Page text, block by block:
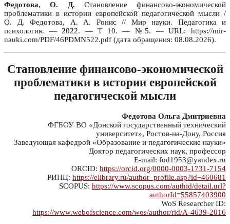
Федотова, О. Д. Становление финансово-экономической
проблематики в истории европейской педагогической мысли /
О. Д. Федотова, А. А. Ронис // Мир науки. Педагогика и
психология. — 2022. — Т 10. — №5. — URL: https://mir-
nauki.com/PDF/46PDMN522.pdf (дата обращения: 08.08.2026).
Становление финансово-экономической
проблематики в истории европейской
педагогической мысли
Федотова Ольга Дмитриевна
ФГБОУ ВО «Донской государственный технический
университет», Ростов-на-Дону, Россия
Заведующая кафедрой «Образование и педагогические науки»
Доктор педагогических наук, профессор
E-mail: fod1953@yandex.ru
ORCID: https://orcid.org/0000-0003-1731-7154
РИНЦ: https://elibrary.ru/author_profile.asp?id=460681
SCOPUS: https://www.scopus.com/authid/detail.url?
authorId=55857403900
WoS Researcher ID:
https://www.webofscience.com/wos/author/rid/A-4639-2016